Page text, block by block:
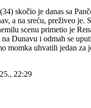
skočio je danas sa
a na sreću, preživeo je.
scenu primetio je
Dunavu i odmah se
momka uhvatili jedan
22:29